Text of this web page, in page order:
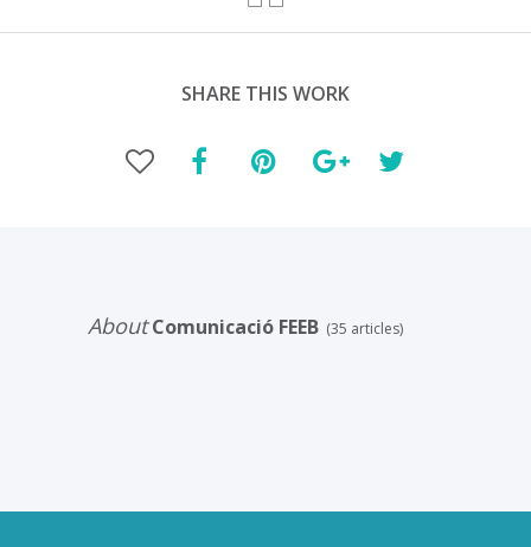
SHARE THIS WORK
AboutComunicació FEEB (35 articles)